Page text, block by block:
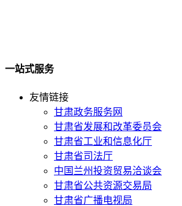
一站式服务
友情链接
甘肃政务服务网
甘肃省发展和改革委员会
甘肃省工业和信息化厅
甘肃省司法厅
中国兰州投资贸易洽谈会
甘肃省公共资源交易局
甘肃省广播电视局